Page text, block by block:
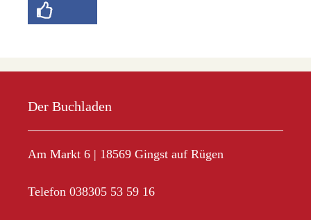
Der Buchladen
Am Markt 6 | 18569 Gingst auf Rügen
Telefon 038305 53 59 16